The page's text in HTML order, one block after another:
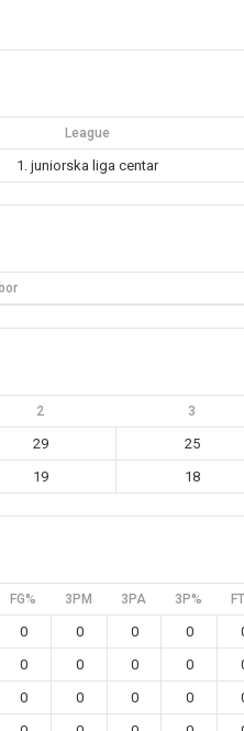
League
1. juniorska liga centar
2 3
29 25
19 18
FG% 3PM 3PA 3P%
0 0 0 0
0 0 0 0
0 0 0 0